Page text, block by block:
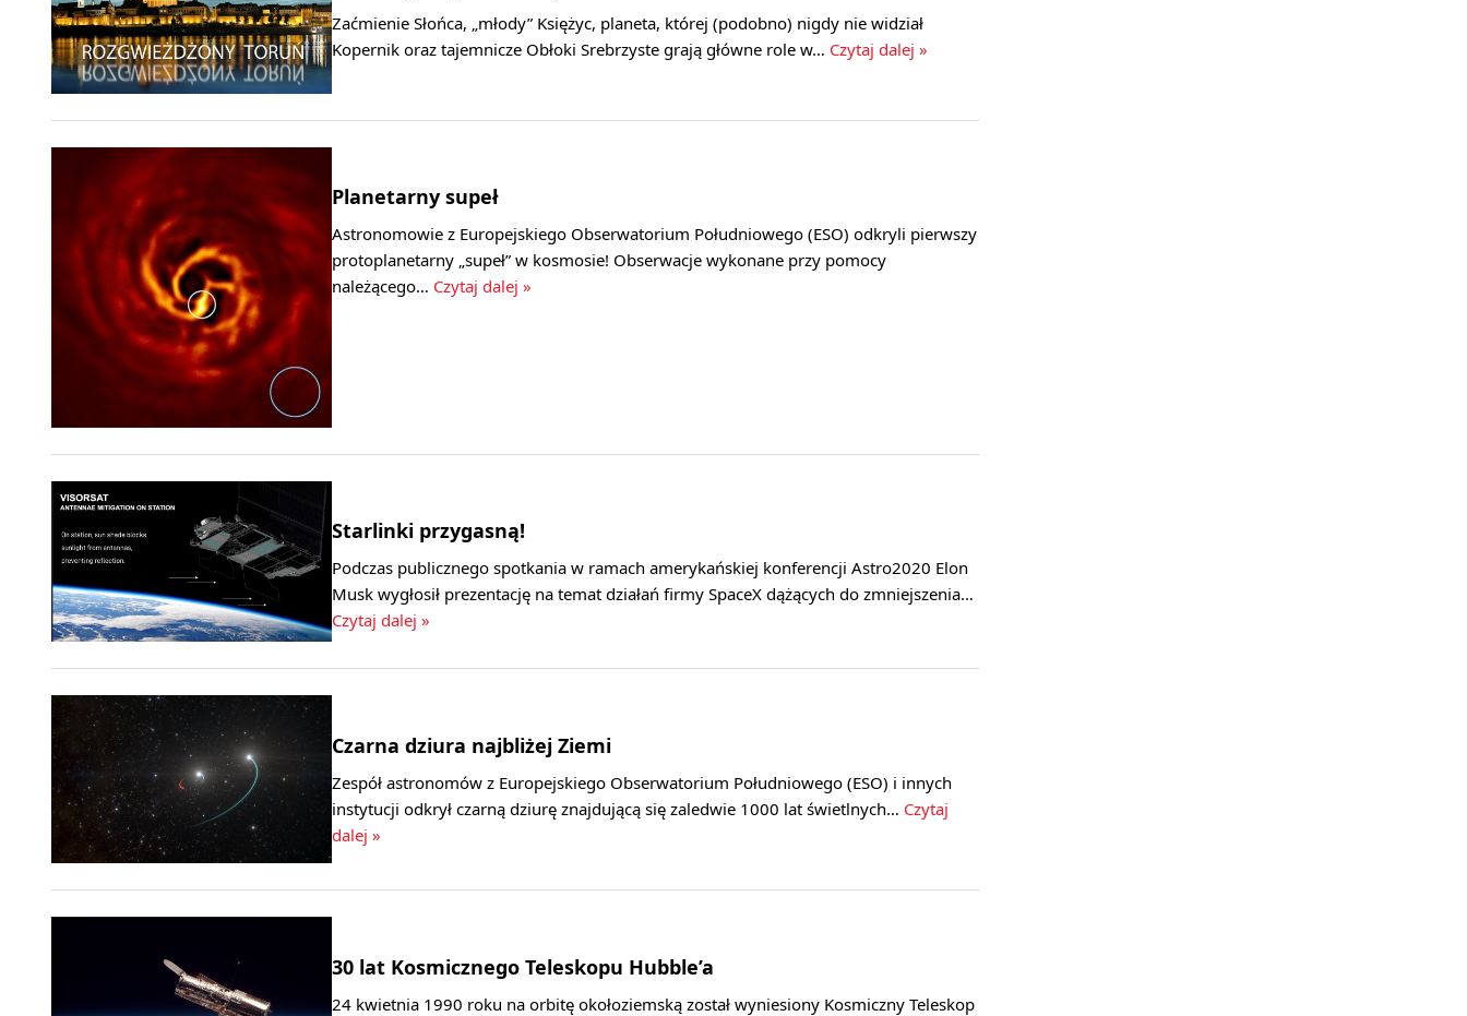
Zaćmienie Słońca, „młody” Księżyc, planeta, której (podobno) nigdy nie widział
Kopernik oraz tajemnicze Obłoki Srebrzyste grają główne role w… Czytaj dalej »
Planetarny supeł
Astronomowie z Europejskiego Obserwatorium Południowego (ESO) odkryli pierwszy
protoplanetarny „supeł” w kosmosie! Obserwacje wykonane przy pomocy
należącego… Czytaj dalej »
Starlinki przygasną!
Podczas publicznego spotkania w ramach amerykańskiej konferencji Astro2020 Elon
Musk wygłosił prezentację na temat działań firmy SpaceX dążących do zmniejszenia…
Czytaj dalej »
Czarna dziura najbliżej Ziemi
Zespół astronomów z Europejskiego Obserwatorium Południowego (ESO) i innych
instytucji odkrył czarną dziurę znajdującą się zaledwie 1000 lat świetlnych… Czytaj
dalej »
30 lat Kosmicznego Teleskopu Hubble’a
24 kwietnia 1990 roku na orbitę okołoziemską został wyniesiony Kosmiczny Teleskop